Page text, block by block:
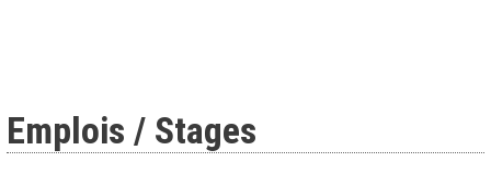
Emplois / Stages